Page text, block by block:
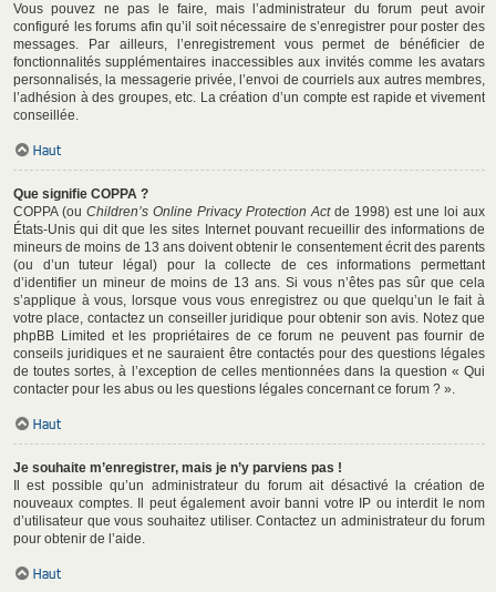
Vous pouvez ne pas le faire, mais l’administrateur du forum peut avoir
configuré les forums afin qu’il soit nécessaire de s’enregistrer pour poster des
messages. Par ailleurs, l’enregistrement vous permet de bénéficier de
fonctionnalités supplémentaires inaccessibles aux invités comme les avatars
personnalisés, la messagerie privée, l’envoi de courriels aux autres membres,
l’adhésion à des groupes, etc. La création d’un compte est rapide et vivement
conseillée.
Haut
Que signifie COPPA ?
COPPA (ou Children’s Online Privacy Protection Actde 1998) est une loi aux
États-Unis qui dit que les sites Internet pouvant recueillir des informations de
mineurs de moins de 13 ans doivent obtenir le consentement écrit des parents
(ou d’un tuteur légal) pour la collecte de ces informations permettant
d’identifier un mineur de moins de 13 ans. Si vous n’êtes pas sûr que cela
s’applique à vous, lorsque vous vous enregistrez ou que quelqu’un le fait à
votre place, contactez un conseiller juridique pour obtenir son avis. Notez que
phpBB Limited et les propriétaires de ce forum ne peuvent pas fournir de
conseils juridiques et ne sauraient être contactés pour des questions légales
de toutes sortes, à l’exception de celles mentionnées dans la question « Qui
contacter pour les abus ou les questions légales concernant ce forum ? ».
Haut
Je souhaite m’enregistrer, mais je n’y parviens pas !
Il est possible qu’un administrateur du forum ait désactivé la création de
nouveaux comptes. Il peut également avoir banni votre IP ou interdit le nom
d’utilisateur que vous souhaitez utiliser. Contactez un administrateur du forum
pour obtenir de l’aide.
Haut